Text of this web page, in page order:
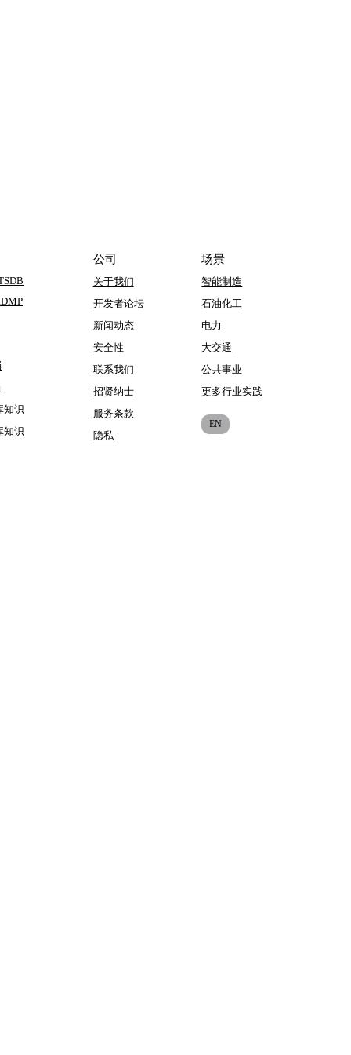
知识
知识
公司
关于我们
开发者论坛
新闻动态
安全性
联系我们
招贤纳士
服务条款
隐私
场景
智能制造
石油化工
电力
大交通
公共事业
更多行业实践
EN